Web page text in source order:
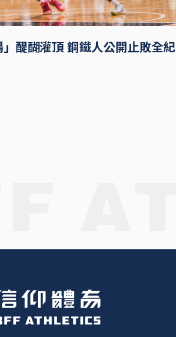
」醍醐灌頂 鋼鐵人公開止敗全紀